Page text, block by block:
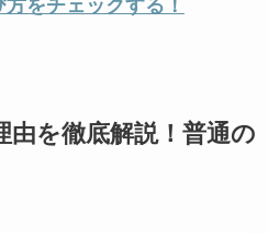
をチェックする！
を徹底解説！普通の